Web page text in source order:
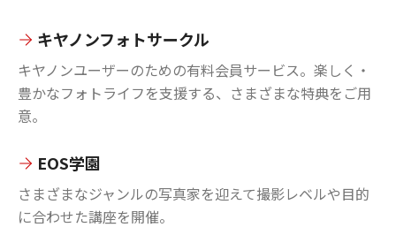
キヤノンフォトサークル
キヤノンユーザーのための有料会員サービス。楽しく・
豊かなフォトライフを支援する、さまざまな特典をご用
意。
EOS学園
さまざまなジャンルの写真家を迎えて撮影レベルや目的
に合わせた講座を開催。